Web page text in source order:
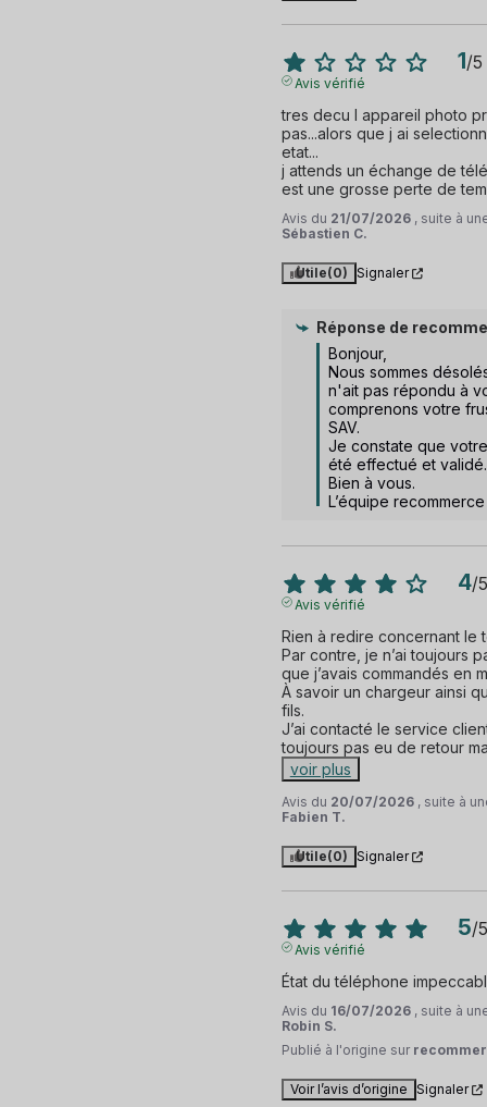
1/5
Avis vérifié
tres decu l appareil photo
pas...alors que j ai
etat...
j attends un échange de
est une grosse perte de
Avis du 21/07/2026 , suite à
Sébastien C.
Utile(0) Signaler
Réponse de
Bonjour,
Nous sommes
n'ait pas répondu à
comprenons votre
SAV.
Je constate que
été effectué et validé.
Bien à vous.
L’équipe recommerce
4/5
Avis vérifié
Rien à redire concernant le
Par contre, je n’ai toujours
que j’avais commandés en
À savoir un chargeur ainsi
fils.
J’ai contacté le service
toujours pas eu de retour
voir plus
Avis du 20/07/2026 , suite à
Fabien T.
Utile(0) Signaler
5/5
Avis vérifié
État du téléphone
Avis du 16/07/2026 , suite à
Robin S.
Publié à l'origine sur
Voir l’avis d’origine Signaler